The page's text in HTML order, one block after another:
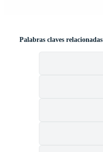
Palabras claves relacionadas